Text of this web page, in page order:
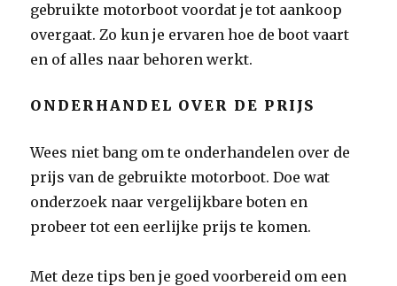
gebruikte motorboot voordat je tot aankoop
overgaat. Zo kun je ervaren hoe de boot vaart
en of alles naar behoren werkt.
ONDERHANDEL OVER DE PRIJS
Wees niet bang om te onderhandelen over de
prijs van de gebruikte motorboot. Doe wat
onderzoek naar vergelijkbare boten en
probeer tot een eerlijke prijs te komen.
Met deze tips ben je goed voorbereid om een